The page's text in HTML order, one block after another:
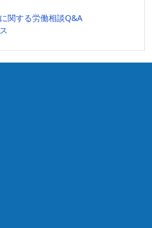
関する労働相談Q&A